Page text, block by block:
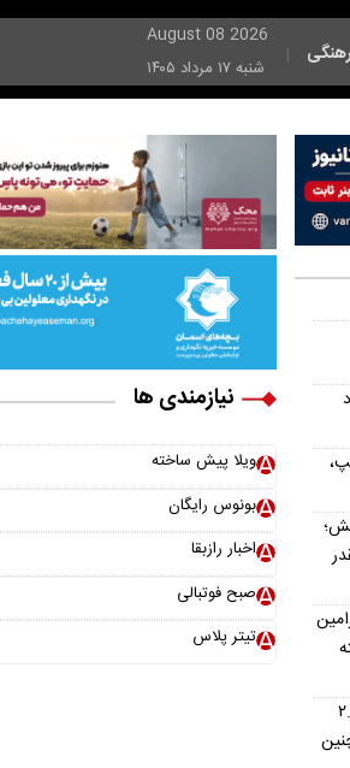
|
August 08 2026
شنبه ۱۷ مرداد ۱۴۰۵
۲.۵
نیازمندی ها
ویلا پیش ساخته
بونوس رایگان
اخبار رازبقا
صبح فوتبالی
تیتر پلاس